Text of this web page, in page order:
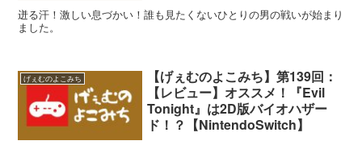
迸る汗！激しい息づかい！誰も見たくないひとりの男の戦いが始まり
ました。
げぇむのよこみち
【げぇむのよこみち】第139回：
【レビュー】オススメ！『Evil
Tonight』は2D版バイオハザー
ド！？【NintendoSwitch】